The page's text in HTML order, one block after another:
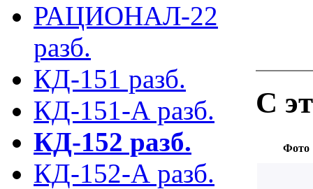
РАЦИОНАЛ-22
разб.
КД-151 разб.
КД-151-А разб.
КД-152 разб.
КД-152-А разб.
С
Фото